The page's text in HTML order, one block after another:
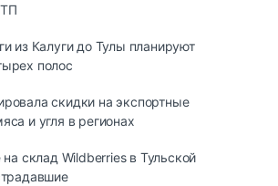
из Калуги до Тулы планируют
полос
скидки на экспортные
и угля в регионах
на склад Wildberries в Тульской